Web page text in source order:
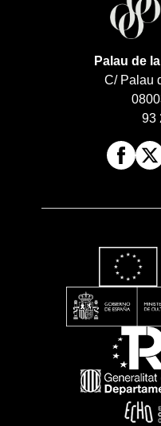
Palau de
C/ Palau
93